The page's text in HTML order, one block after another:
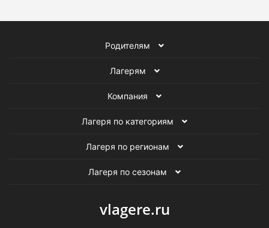
Родителям
Лагерям
Компания
Лагеря по категориям
Лагеря по регионам
Лагеря по сезонам
vlagere.ru